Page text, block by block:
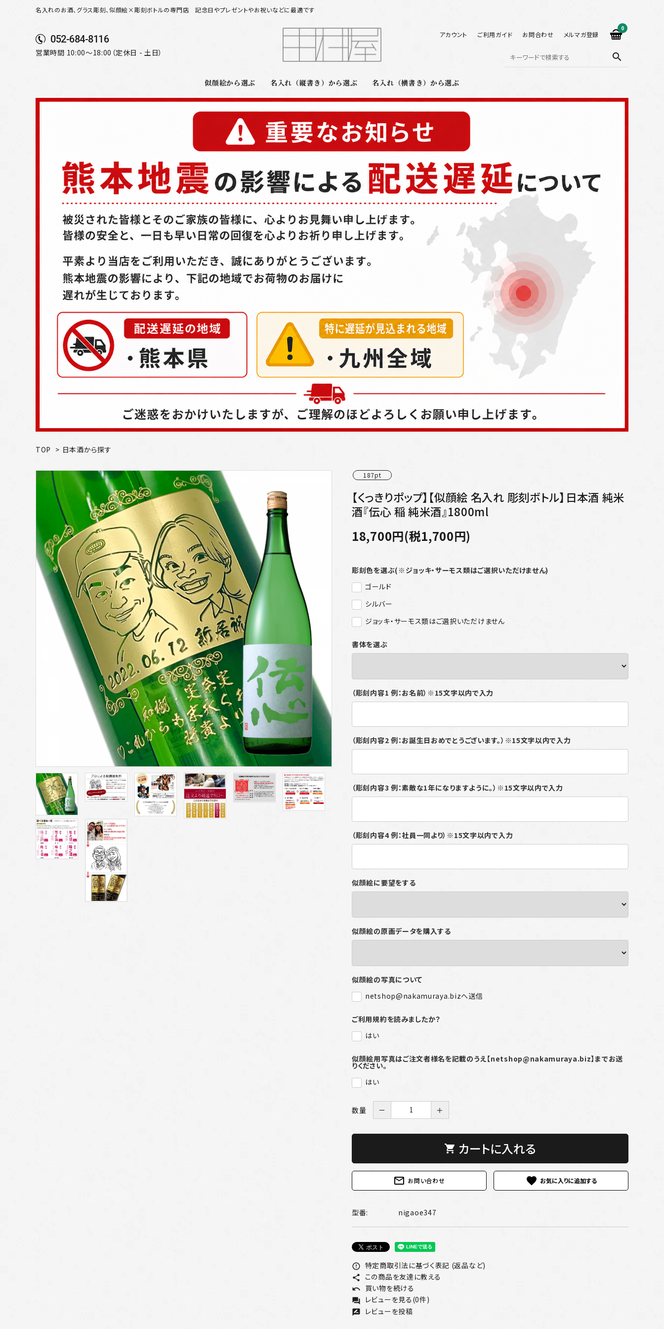
名入れのお酒、グラス彫刻、似顔絵×彫刻ボトルの専門店 記念日やプレゼントやお祝いなどに最適です
052-684-8116
営業時間 10:00～18:00（定休日 - 土日）
アカウント ご利用ガイド お問合わせ メルマガ登録
0
search
似顔絵から選ぶ 名入れ（縦書き）から選ぶ 名入れ（横書き）から選ぶ
名入れ（縦書き）から選ぶ
名入れ（横書き）から選ぶ
プライバシーポリシー
特定商取引法について
TOP > 日本酒から探す
187pt
【くっきりポップ】【似顔絵 名入れ 彫刻ボトル】日本酒 純米
酒『伝心 稲 純米酒』1800ml
18,700円(税1,700円)
彫刻色を選ぶ(※ジョッキ・サーモス類はご選択いただけません)
ゴールド
シルバー
ジョッキ・サーモス類はご選択いただけません
書体を選ぶ
（彫刻内容1 例：お名前）※15文字以内で入力
（彫刻内容2 例：お誕生日おめでとうございます。）※15文字以内で入力
（彫刻内容3 例：素敵な1年になりますように。）※15文字以内で入力
（彫刻内容4 例：社員一同より）※15文字以内で入力
似顔絵に要望をする
似顔絵の原画データを購入する
似顔絵の写真について
netshop@nakamuraya.bizへ送信
ご利用規約を読みましたか？
はい
似顔絵用写真はご注文者様名を記載のうえ【netshop@nakamuraya.biz】までお送
りください。
はい
数量 － ＋
shopping_cart カートに入れる
mail_outline お問い合わせ favorite
型番: nigaoe347
error_outline 特定商取引法に基づく表記 (返品など)
share この商品を友達に教える
undo 買い物を続ける
forum レビューを見る(0件)
rate_review レビューを投稿